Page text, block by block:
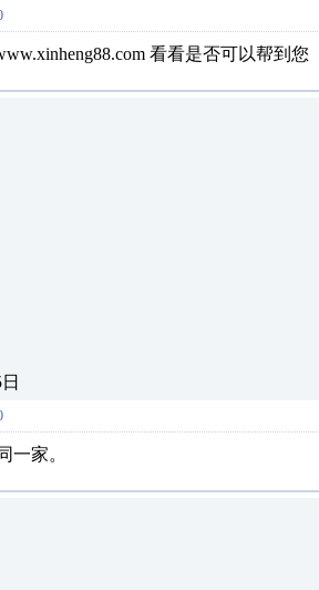
看看是否可以帮到您
一家。